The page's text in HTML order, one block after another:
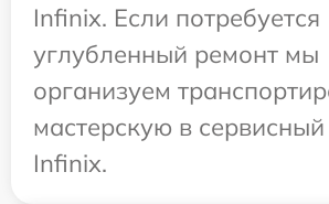
Infinix. Если потребуется
углубленный ремонт мы
организуем
мастерскую в
Infinix.